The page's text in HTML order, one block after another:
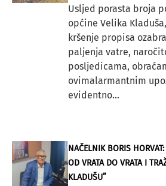
Usljed porasta broja
općine Velika
kršenje propisa
paljenja vatre,
posljedicama,
ovimalarmantnim
evidentno...
NAČELNIK BORIS
OD VRATA DO VRATA I
KLADUŠU”